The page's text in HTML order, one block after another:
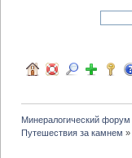
Минералогический форум
Путешествия за камнем »